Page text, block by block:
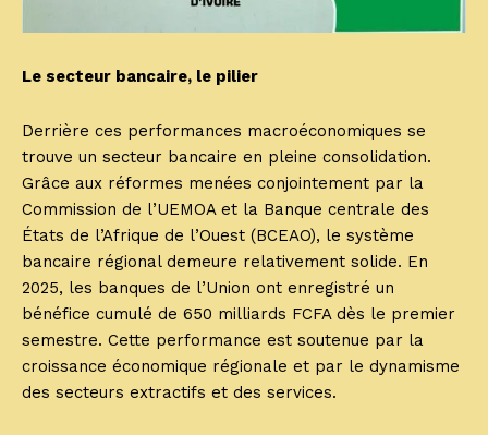
Le secteur bancaire, le pilier
Derrière ces performances macroéconomiques se
trouve un secteur bancaire en pleine consolidation.
Grâce aux réformes menées conjointement par la
Commission de l’UEMOA et la Banque centrale des
États de l’Afrique de l’Ouest (BCEAO), le système
bancaire régional demeure relativement solide. En
2025, les banques de l’Union ont enregistré un
bénéfice cumulé de 650 milliards FCFA dès le premier
semestre. Cette performance est soutenue par la
croissance économique régionale et par le dynamisme
des secteurs extractifs et des services.